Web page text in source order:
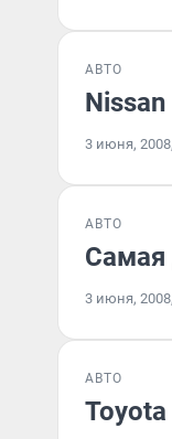
АВТО
3 июня,
АВТО
Самая
3 июня,
АВТО